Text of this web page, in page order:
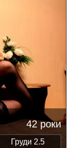
42 роки
Груди 2.5